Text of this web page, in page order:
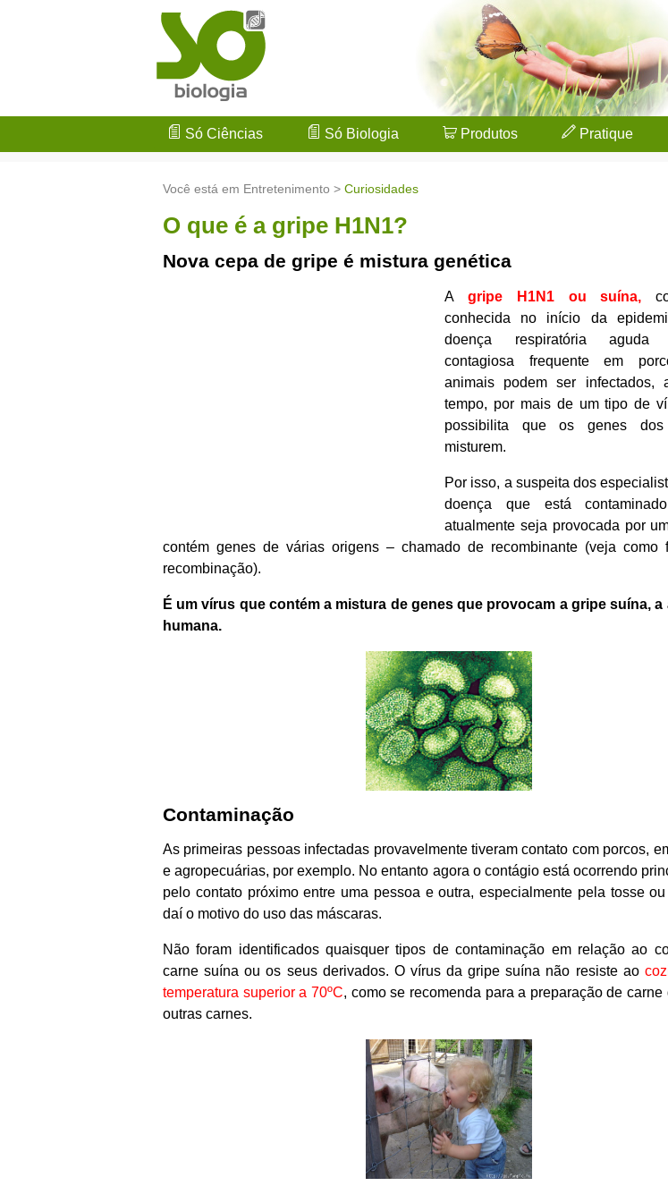
Só Ciências Só Biologia Produtos Pratique
Você está em Entretenimento > Curiosidades
O que é a gripe H1N1?
Nova cepa de gripe é mistura genética
A gripe H1N1 ou suína,
conhecida no início da
doença respiratória aguda
contagiosa frequente em
animais podem ser infectados,
tempo, por mais de um tipo de
possibilita que os genes
misturem.
Por isso, a suspeita dos
doença que está
atualmente seja provocada por
contém genes de várias origens – chamado de recombinante (veja como
recombinação).
É um vírus que contém a mistura de genes que provocam a gripe suína, a
humana.
Contaminação
As primeiras pessoas infectadas provavelmente tiveram contato com porcos,
e agropecuárias, por exemplo. No entanto agora o contágio está ocorrendo
pelo contato próximo entre uma pessoa e outra, especialmente pela tosse
daí o motivo do uso das máscaras.
Não foram identificados quaisquer tipos de contaminação em relação ao
carne suína ou os seus derivados. O vírus da gripe suína não resiste ao
temperatura superior a 70ºC, como se recomenda para a preparação de carne
outras carnes.